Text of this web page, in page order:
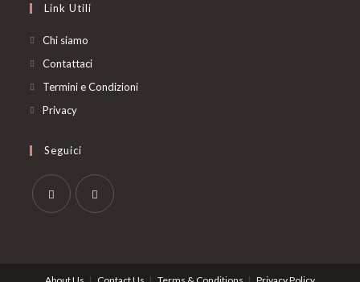
tab
new
Link Utili
Chi siamo
Contattaci
Termini e Condizioni
Privacy
Seguici